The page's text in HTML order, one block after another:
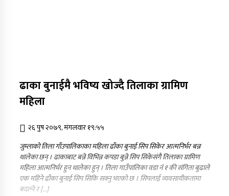
ढाका बुनाईमै भविष्य खोज्दै तिलाका ग्रामिण
महिला
२६ पुष २०७९, मंगलवार १९:५५
जुम्लाको तिला गाँउपालिकाका महिला ढाँका बुनाई सिप सिकेर आत्मनिर्भर बन्न
थालेका छन् । ढाकाबाट बन्ने विभिन्न कपडा बुन्ने सिप सिकेसंगै तिलाका ग्रामिण
महिला आत्मनिर्भर हुन थालेका हुन् । तिला गाउँपालिका वडा नंं १ की संगिता बुढाले
एक महिने ढाँका बुनाई सिप सिकि सक्नु भएको छ । सिपलाई व्यवसायीकतामा
बदल्ने र […]